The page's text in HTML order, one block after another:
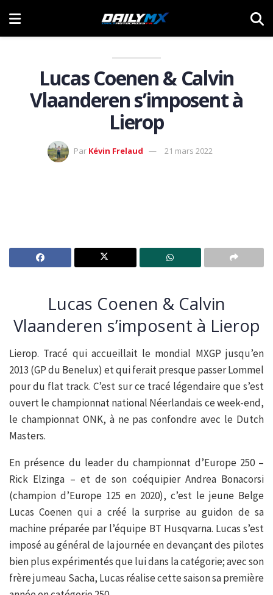
Lucas Coenen & Calvin
Vlaanderen s’imposent à
Lierop
Par Kévin Frelaud 21 mars 2022
Lucas Coenen & Calvin
Vlaanderen s’imposent à Lierop
Lierop. Tracé qui accueillait le mondial MXGP jusqu’en
2013 (GP du Benelux) et qui ferait presque passer Lommel
pour du flat track. C’est sur ce tracé légendaire que s’est
ouvert le championnat national Néerlandais ce week-end,
le championnat ONK, à ne pas confondre avec le Dutch
Masters.
En présence du leader du championnat d’Europe 250 –
Rick Elzinga – et de son coéquipier Andrea Bonacorsi
(champion d’Europe 125 en 2020), c’est le jeune Belge
Lucas Coenen qui a créé la surprise au guidon de sa
machine préparée par l’équipe BT Husqvarna. Lucas s’est
imposé au général de la journée en devançant des pilotes
bien plus expérimentés que lui dans la catégorie; avec son
frère jumeau Sacha, Lucas réalise cette saison sa première